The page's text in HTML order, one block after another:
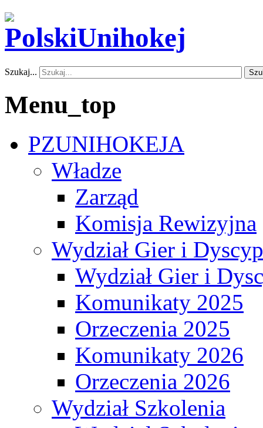
Szukaj...
Menu_top
PZUNIHOKEJA
Władze
Zarząd
Komisja Rewizyjna
Wydział Gier i
Wydział Gier i
Komunikaty 2025
Orzeczenia 2025
Komunikaty 2026
Orzeczenia 2026
Wydział Szkolenia